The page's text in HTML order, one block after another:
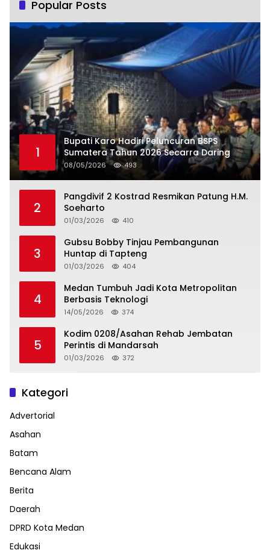
Popular Posts
1
Bupati Karo Hadiri Peluncuran BSPS
Sumatera Tahun 2026 Secarra Daring
08/05/2026 493
2
Pangdivif 2 Kostrad Resmikan Patung H.M.
Soeharto
01/03/2026 410
3
Gubsu Bobby Tinjau Pembangunan
Huntap di Tapteng
01/03/2026 404
4
Medan Tumbuh Jadi Kota Metropolitan
Berbasis Teknologi
14/05/2026 374
5
Kodim 0208/Asahan Rehab Jembatan
Perintis di Mandarsah
01/03/2026 372
Kategori
Advertorial
Asahan
Batam
Bencana Alam
Berita
Daerah
DPRD Kota Medan
Edukasi